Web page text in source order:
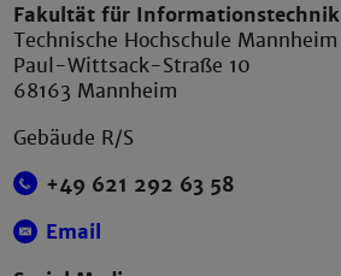
Fakultät für Informationstechnik
Technische Hochschule Mannheim
Paul-Wittsack-Straße 10
68163 Mannheim
Gebäude R/S
+49 621 292 63 58
Email